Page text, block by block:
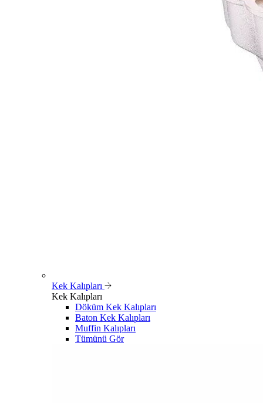
Kek Kalıpları
Kek Kalıpları
Döküm Kek Kalıpları
Baton Kek Kalıpları
Muffin Kalıpları
Tümünü Gör